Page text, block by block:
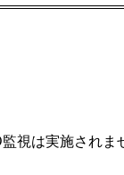
視は実施されま